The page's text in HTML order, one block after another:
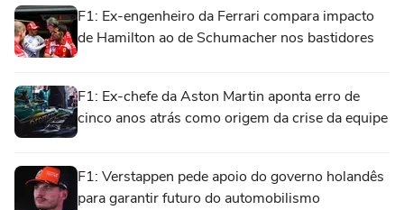
F1: Ex-engenheiro da Ferrari compara impacto
de Hamilton ao de Schumacher nos bastidores
F1: Ex-chefe da Aston Martin aponta erro de
cinco anos atrás como origem da crise da equipe
F1: Verstappen pede apoio do governo holandês
para garantir futuro do automobilismo